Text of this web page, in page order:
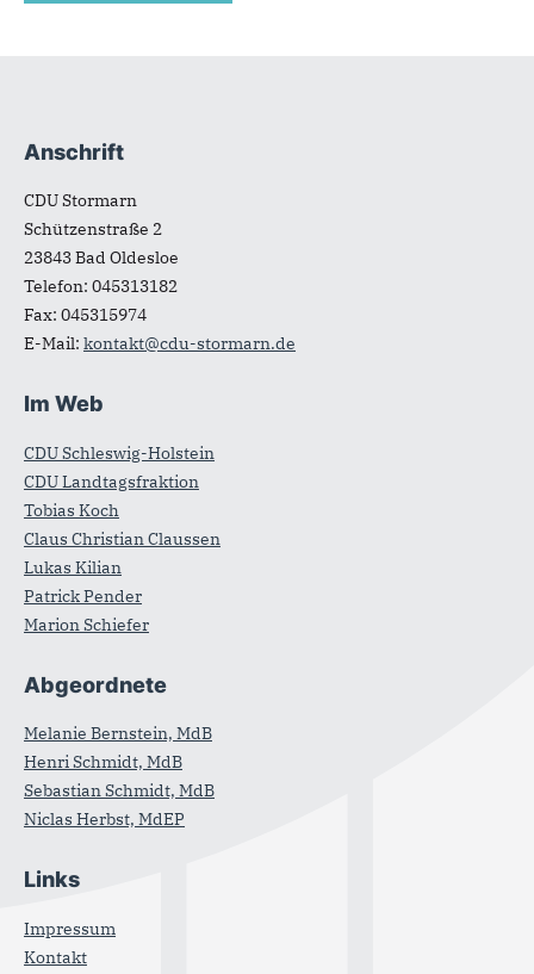
Fußbereich
Anschrift
CDU Stormarn
Schützenstraße 2
23843Bad Oldesloe
Telefon: 045313182
Fax: 045315974
E-Mail: kontakt@cdu-stormarn.de
Im Web
CDU Schleswig-Holstein
CDU Landtagsfraktion
Tobias Koch
Claus Christian Claussen
Lukas Kilian
Patrick Pender
Marion Schiefer
Abgeordnete
Melanie Bernstein, MdB
Henri Schmidt, MdB
Sebastian Schmidt, MdB
Niclas Herbst, MdEP
Links
Impressum
Kontakt